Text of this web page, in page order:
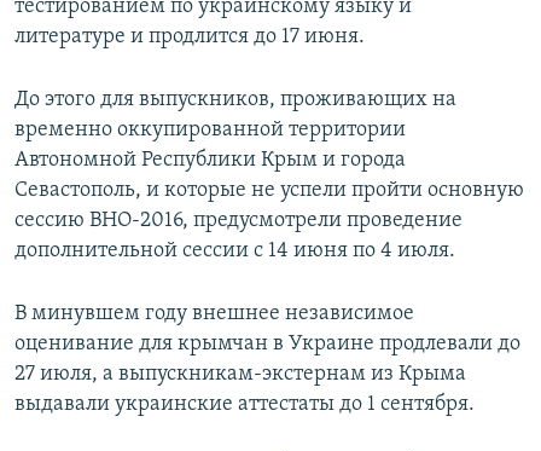
тестированием по украинскому языку и
литературе и продлится до 17 июня.
До этого для выпускников, проживающих на
временно оккупированной территории
Автономной Республики Крым и города
Севастополь, и которые не успели пройти основную
сессию ВНО-2016, предусмотрели проведение
дополнительной сессии с 14 июня по 4 июля.
В минувшем году внешнее независимое
оценивание для крымчан в Украине продлевали до
27 июля, а выпускникам-экстернам из Крыма
выдавали украинские аттестаты до 1 сентября.